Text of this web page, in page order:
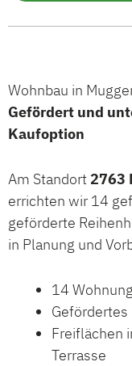
Wohnbau in
Gefördert und
Kaufoption
Am Standort 2763
errichten wir 14
geförderte
in Planung und
14
Freiflächen
Terrasse